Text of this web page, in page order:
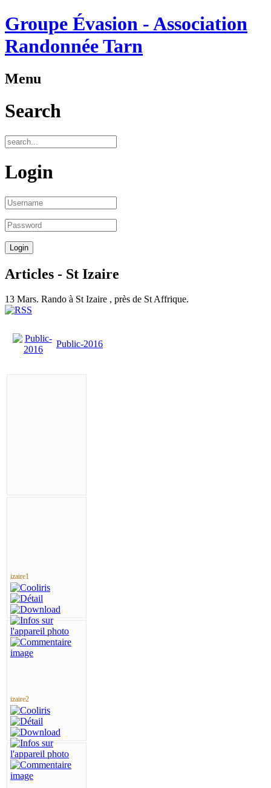
Groupe Évasion - Association
Randonnée Tarn
Menu
Search
Login
Articles - St Izaire
13 Mars. Rando à St Izaire , près de St Affrique.
Public-2016
izaire1
izaire2